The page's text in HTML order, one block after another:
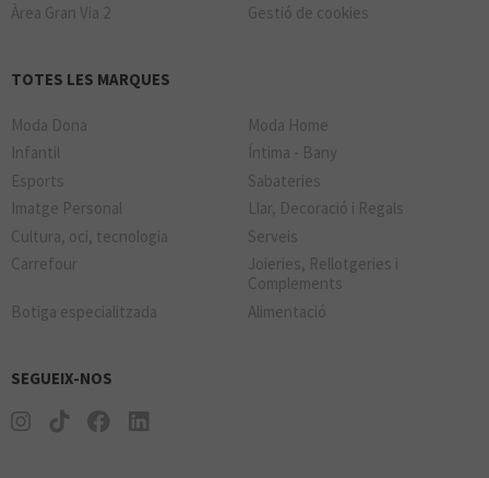
Àrea Gran Via 2
Gestió de cookies
TOTES LES MARQUES
Moda Dona
Moda Home
Infantil
Íntima - Bany
Esports
Sabateries
Imatge Personal
Llar, Decoració i Regals
Cultura, oci, tecnologia
Serveis
Carrefour
Joieries, Rellotgeries i
Complements
Botiga especialitzada
Alimentació
SEGUEIX-NOS